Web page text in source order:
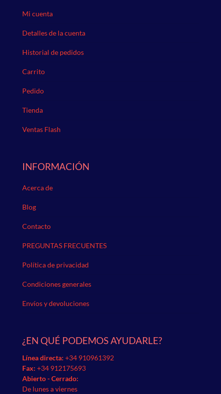
Mi cuenta
Detalles de la cuenta
Historial de pedidos
Carrito
Pedido
Tienda
Ventas Flash
INFORMACIÓN
Acerca de
Blog
Contacto
PREGUNTAS FRECUENTES
Política de privacidad
Condiciones generales
Envíos y devoluciones
¿EN QUÉ PODEMOS AYUDARLE?
Línea directa: +34 910961392
Fax: +34 912175693
Abierto - Cerrado:
De lunes a viernes